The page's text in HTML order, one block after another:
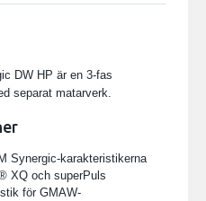
DW HP är en 3-fas
separat matarverk.
Synergic-karakteristikerna
XQ och superPuls
för GMAW-